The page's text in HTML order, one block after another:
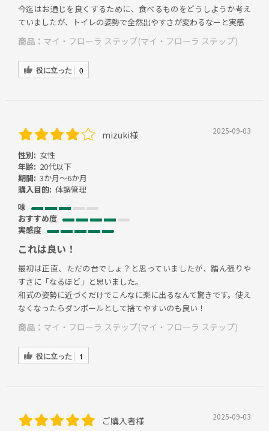
今迄はお通じを良くするために、食べるものをどうしようか考え
ていましたが、トイレの姿勢で全然出やすさが変わるなーと実感
商品： マイ・フローラ ステップ(マイ・フローラ ステップ)
役に立った 0
mizuki様 2025-09-03
性別: 女性
年齢: 20代以下
期間: 3か月～6か月
購入目的: 体調管理
味
おすすめ度
実感度
これは良い！
最初は正直、ただの台でしょ？と思っていましたが、踏ん張りや
すさに「なるほど」と思いました。
和式の姿勢に近づくだけでこんなに楽に出るなんて驚きです。使え
なくなったらダンボールとして捨てやすいのも良い！
商品： マイ・フローラ ステップ(マイ・フローラ ステップ)
役に立った 1
ご購入者様 2025-09-03